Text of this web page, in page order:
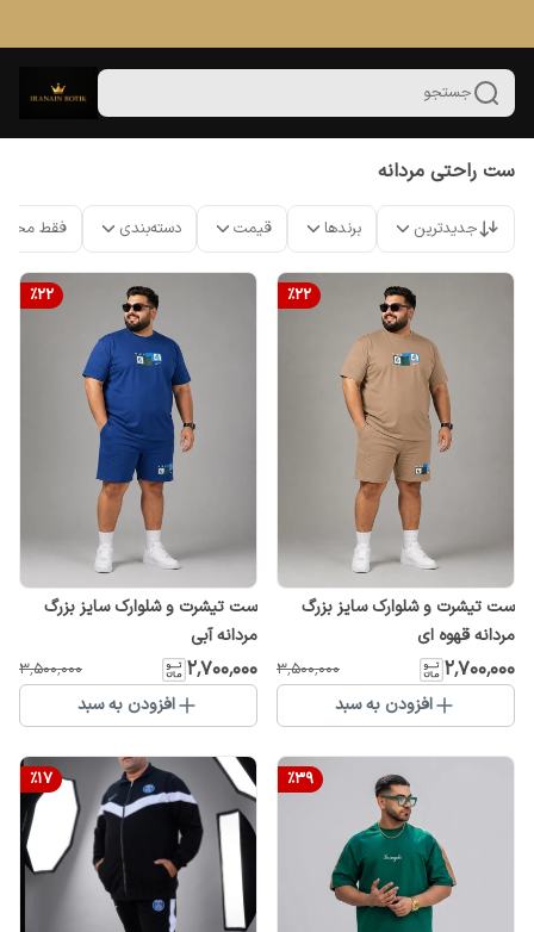
جستجو
ست راحتی مردانه
جدیدترین برندها قیمت دسته‌بندی فقط
%22
ست تیشرت و شلوارک سایز بزرگ
مردانه قهوه ای
۲٬۷۰۰٬۰۰۰ ۳٬۵۰۰٬۰۰۰
افزودن به سبد
%22
ست تیشرت و شلوارک سایز بزرگ
مردانه آبی
۲٬۷۰۰٬۰۰۰ ۳٬۵۰۰٬۰۰۰
افزودن به سبد
%39
%17